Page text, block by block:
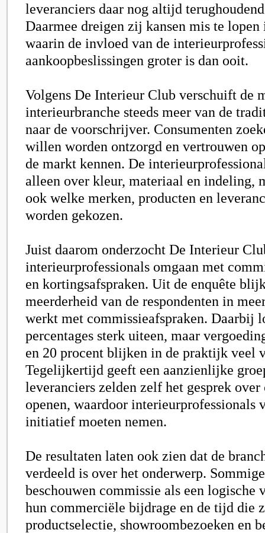
leveranciers daar nog altijd
Daarmee dreigen zij kansen mis te lopen
waarin de invloed van de
aankoopbeslissingen groter is dan ooit.
Volgens De Interieur Club verschuift de
interieurbranche steeds meer van de
naar de voorschrijver. Consumenten
willen worden ontzorgd en vertrouwen
de markt kennen. De
alleen over kleur, materiaal en indeling,
ook welke merken, producten en
worden gekozen.
Juist daarom onderzocht De Interieur
interieurprofessionals omgaan met
en kortingsafspraken. Uit de enquête
meerderheid van de respondenten in
werkt met commissieafspraken. Daarbij
percentages sterk uiteen, maar
en 20 procent blijken in de praktijk veel
Tegelijkertijd geeft een aanzienlijke
leveranciers zelden zelf het gesprek over
openen, waardoor interieurprofessionals
initiatief moeten nemen.
De resultaten laten ook zien dat de
verdeeld is over het onderwerp.
beschouwen commissie als een logische
hun commerciële bijdrage en de tijd die
productselectie, showroombezoeken en